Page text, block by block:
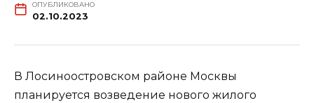
ОПУБЛИКОВАНО
02.10.2023
В Лосиноостровском районе Москвы
планируется возведение нового жилого